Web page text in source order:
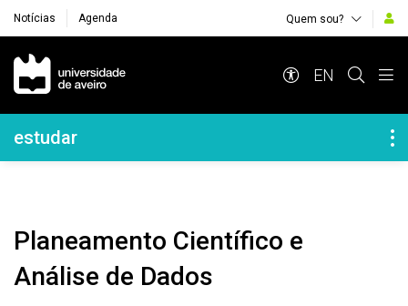
Notícias Agenda Quem sou?
Navegação Principal
EN
Navegação Lateral
estudar
Planeamento Científico e
Análise de Dados